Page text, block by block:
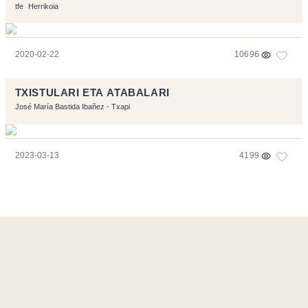
tfe Herrikoia
2020-02-22 10696
TXISTULARI ETA ATABALARI
José María Bastida Ibañez - Txapi
2023-03-13 4199